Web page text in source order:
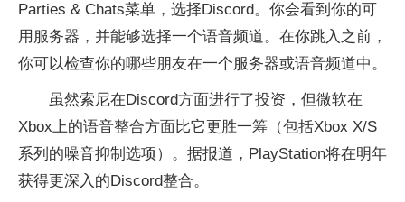
Parties & Chats菜单，选择Discord。你会看到你的可
用服务器，并能够选择一个语音频道。在你跳入之前，
你可以检查你的哪些朋友在一个服务器或语音频道中。
虽然索尼在Discord方面进行了投资，但微软在
Xbox上的语音整合方面比它更胜一筹（包括Xbox X/S
系列的噪音抑制选项）。据报道，PlayStation将在明年
获得更深入的Discord整合。